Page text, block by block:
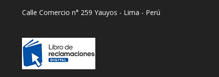
Calle Comercio n° 259 Yauyos - Lima - Perú